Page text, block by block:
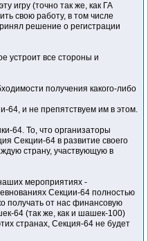
игру (точно так же, как ГА
свою работу, в том числе
решение о регистрации
устроит все стороны и
получения какого-либо
64, и не препятствуем им в этом.
64. То, что организаторы
Секции-64 в развитие своего
страну, участвующую в
мероприятиях -
Секции-64 полностью
получать от нас финансовую
64 (так же, как и шашек-100)
странах, Секция-64 не будет